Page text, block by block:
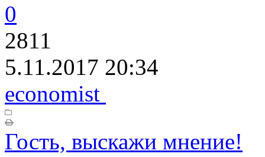
0
2811
5.11.2017 20:34
economist
Гость, выскажи мнение!